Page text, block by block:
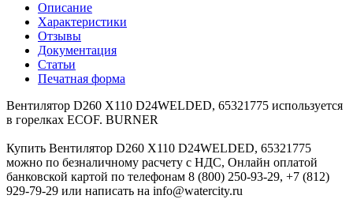
Описание
Характеристики
Отзывы
Документация
Статьи
Печатная форма
Вентилятор D260 X110 D24WELDED, 65321775 используется
в горелках ECOF. BURNER
Купить Вентилятор D260 X110 D24WELDED, 65321775
можно по безналичному расчету с НДС, Онлайн оплатой
банковской картой по телефонам 8 (800) 250-93-29, +7 (812)
929-79-29 или написать на info@watercity.ru